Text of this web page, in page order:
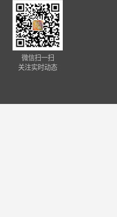
微信扫一扫
关注实时动态